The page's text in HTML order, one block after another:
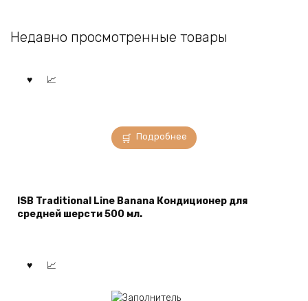
Недавно просмотренные товары
Подробнее
ISB Traditional Line Banana Кондиционер для
средней шерсти 500 мл.